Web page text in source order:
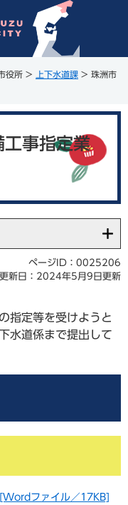
役所 > 上下水道課 > 珠洲市
工事指定業
ページID：0025206
更新日：2024年5月9日更新
指定等を受けようと
水道係まで提出して
ファイル／17KB]